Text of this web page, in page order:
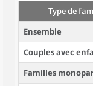
Type de
Ensemble
Couples avec
Familles